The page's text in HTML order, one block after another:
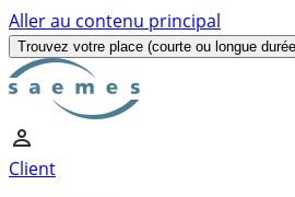
Aller au contenu principal
Trouvez votre place (courte ou longue
Client